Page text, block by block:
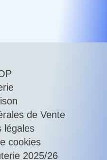
de Vente
légales
cookies
2025/26